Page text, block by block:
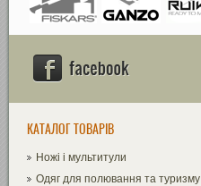
КАТАЛОГ ТОВАРІВ
Ножі і мультитули
Одяг для полювання та туризму